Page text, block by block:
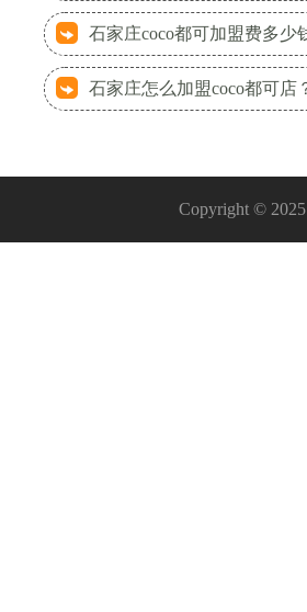
石家庄coco都可加盟费多少
石家庄怎么加盟coco都可店
Copyright ©